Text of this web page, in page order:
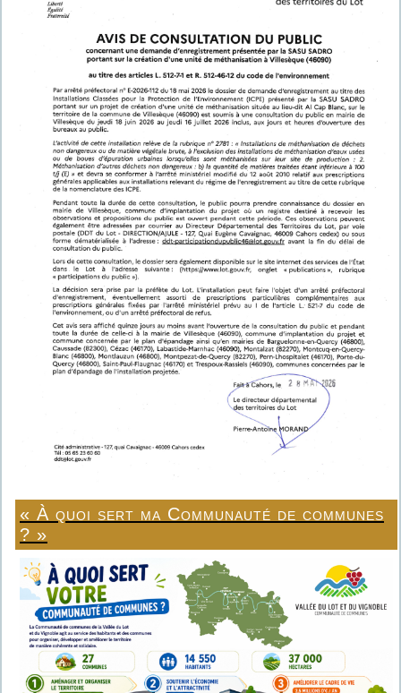
« À quoi sert ma Communauté de communes
? »